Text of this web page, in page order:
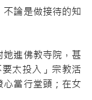
論是做接待的知
進佛教寺院，甚
太投入」宗教活
當行堂頭；在女